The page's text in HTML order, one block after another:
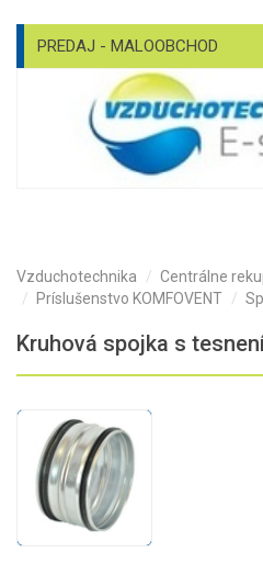
PREDAJ - MALOOBCHOD
Vzduchotechnika
Centrálne
Príslušenstvo KOMFOVENT
Kruhová spojka s